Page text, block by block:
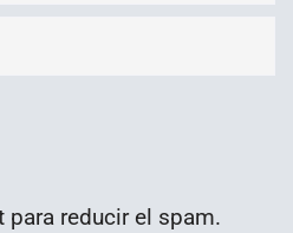
reducir el spam.